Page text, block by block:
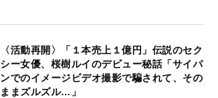
〈活動再開〉「１本売上１億円」伝説のセク
シー女優、桜樹ルイのデビュー秘話「サイパ
ンでのイメージビデオ撮影で騙されて、その
ままズルズル…」